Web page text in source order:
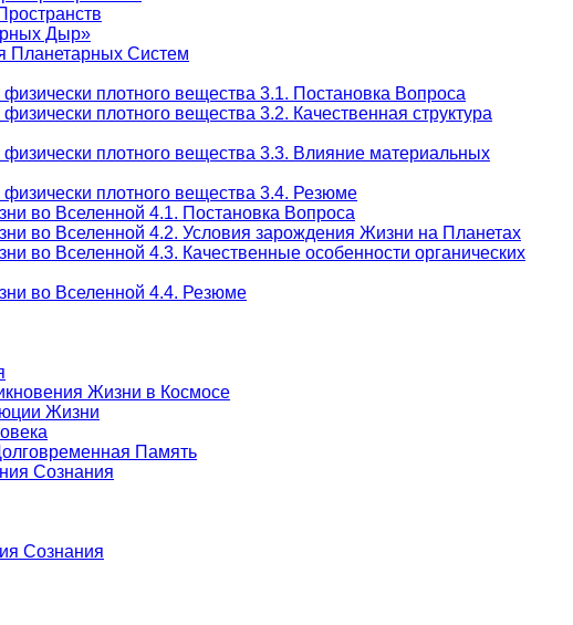
Дыр»
Планетарных Систем
плотного вещества 3.1. Постановка Вопроса
плотного вещества 3.2. Качественная структура
плотного вещества 3.3. Влияние материальных
плотного вещества 3.4. Резюме
во Вселенной 4.1. Постановка Вопроса
во Вселенной 4.2. Условия зарождения Жизни на Планетах
во Вселенной 4.3. Качественные особенности органических
во Вселенной 4.4. Резюме
Жизни в Космосе
Жизни
Память
Сознания
Сознания